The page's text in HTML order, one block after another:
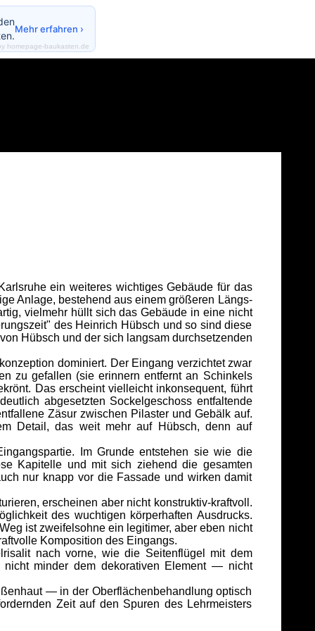
ein weiteres wichtiges Gebäude für das
Anlage, bestehend aus einem größeren Längs-
vielmehr hüllt sich das Gebäude in eine nicht
des Heinrich Hübsch und so sind diese
Hübsch und der sich langsam durchsetzenden
dominiert. Der Eingang verzichtet zwar
zu gefallen (sie erinnern entfernt an Schinkels
Das erscheint vielleicht inkonsequent, führt
abgesetzten Sockelgeschoss entfaltende
Zäsur zwischen Pilaster und Gebälk auf.
Detail, das weit mehr auf Hübsch, denn auf
Im Grunde entstehen sie wie die
Kapitelle und mit sich ziehend die gesamten
nur knapp vor die Fassade und wirken damit
erscheinen aber nicht konstruktiv-kraftvoll.
des wuchtigen körperhaften Ausdrucks.
ist zweifelsohne ein legitimer, aber eben nicht
Komposition des Eingangs.
nach vorne, wie die Seitenflügel mit dem
nicht minder dem dekorativen Element — nicht
— in der Oberflächenbehandlung optisch
Zeit auf den Spuren des Lehrmeisters
Mehr erfahren ›
homepage-baukasten.de